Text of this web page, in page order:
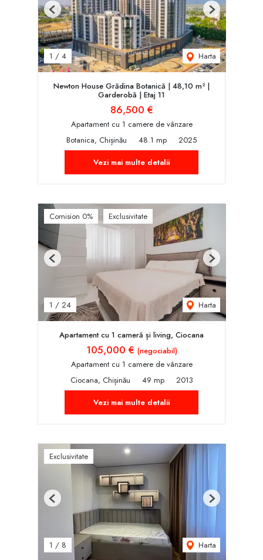
1 / 4 Harta
Previous Next
Newton House Grădina Botanică | 48,10 m² |
Garderobă | Etaj 11
86,500 €
Apartament cu 1 camere de vânzare
Botanica, Chișinău
48.1 mp
2025
Vezi mai multe detalii
Comision 0% Exclusivitate
1 / 24 Harta
Previous Next
Apartament cu 1 cameră și living, Ciocana
105,000 € (negociabil)
Apartament cu 1 camere de vânzare
Ciocana, Chișinău
49 mp
2013
Vezi mai multe detalii
Exclusivitate
1 / 8 Harta
Previous Next